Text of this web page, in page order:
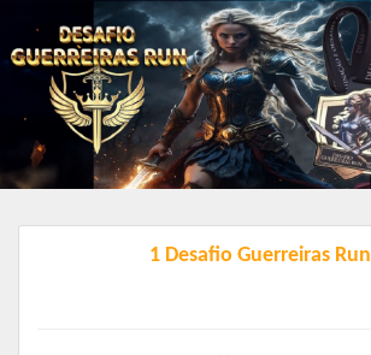
1 Desafio Guerreiras Run